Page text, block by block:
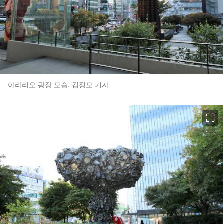
아라리오 광장 모습. 김정모 기자